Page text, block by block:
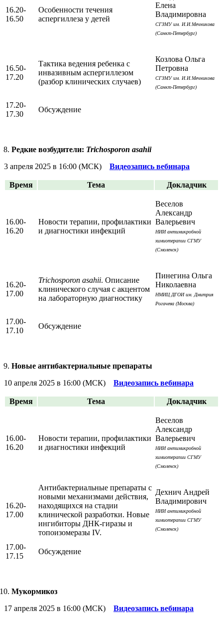
16.20-
16.50
Особенности течения
аспергиллеза у детей
Елена
Владимировна
СГЗМУ им. И.И.Мечникова
(Санкт-Петербург)
16.50-
17.20
Тактика ведения ребенка с
инвазивным аспергиллезом
(разбор клинических случаев)
Козлова Ольга
Петровна
СГЗМУ им. И.И.Мечникова
(Санкт-Петербург)
17.20-
17.30
Обсуждение
Редкие возбудители: Trichosporon asahii
3 апреля 2025 в 16:00 (МСК) Видеозапись вебинара
Время Тема Докладчик
16.00-
16.20
Новости терапии, профилактики
и диагностики инфекций
Веселов
Александр
Валерьевич
НИИ антимикробной
химиотерапии СГМУ
(Смоленск)
16.20-
17.00
Trichosporon asahii. Описание
клинического случая с акцентом
на лабораторную диагностику
Пинегина Ольга
Николаевна
НМИЦ ДГОИ им. Дмитрия
Рогачева (Москва)
17.00-
17.10
Обсуждение
Новые антибактериальные препараты
10 апреля 2025 в 16:00 (МСК) Видеозапись вебинара
Время Тема Докладчик
16.00-
16.20
Новости терапии, профилактики
и диагностики инфекций
Веселов
Александр
Валерьевич
НИИ антимикробной
химиотерапии СГМУ
(Смоленск)
16.20-
17.00
Антибактериальные препараты с
новыми механизмами действия,
находящихся на стадии
клинической разработки. Новые
ингибиторы ДНК-гиразы и
топоизомеразы IV.
Дехнич Андрей
Владимирович
НИИ антимикробной
химиотерапии СГМУ
(Смоленск)
17.00-
17.15
Обсуждение
Мукормикоз
17 апреля 2025 в 16:00 (МСК) Видеозапись вебинара